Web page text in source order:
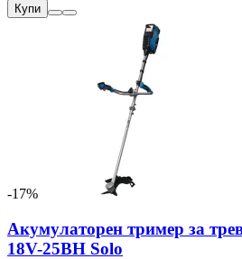
Купи
-17%
Акумулаторен тример за
18V-25BH Solo